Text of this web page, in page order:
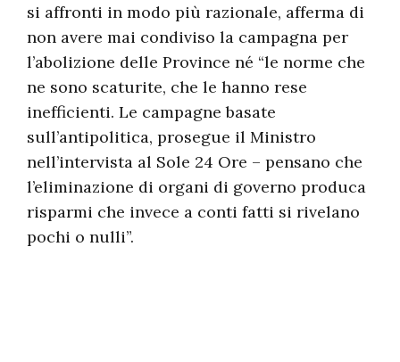
si affronti in modo più razionale, afferma di
non avere mai condiviso la campagna per
l’abolizione delle Province né “le norme che
ne sono scaturite, che le hanno rese
inefficienti. Le campagne basate
sull’antipolitica, prosegue il Ministro
nell’intervista al Sole 24 Ore – pensano che
l’eliminazione di organi di governo produca
risparmi che invece a conti fatti si rivelano
pochi o nulli”.